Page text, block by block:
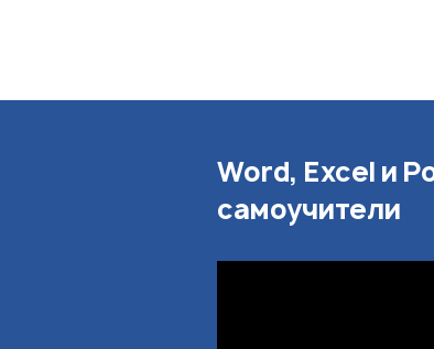
Word, Excel и
самоучители